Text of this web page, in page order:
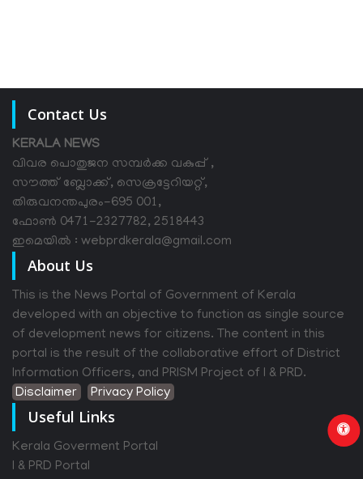
Contact Us
KERALA NEWS
വിവര പൊതുജന സമ്പര്‍ക്ക വകുപ്പ് ,
സൗത്ത് ബ്ലോക്ക്, സെക്രട്ടേറിയറ്റ്,
തിരുവനന്തപുരം-695 001,
ഫോൺ 0471-2327782, 2518443
ഇമെയിൽ : webprdkerala@gmail.com
About Us
This is the News Portal of Government of Kerala
developed with an objective to function as single source
of development news for citizens. The content in this
portal is the result of the collaborative effort of District
Information Officers, and PRISM Project of I & PRD.
Disclaimer
Privacy Policy
Useful Links
Kerala Goverment Portal
I & PRD Portal